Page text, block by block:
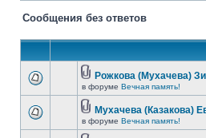
Сообщения без ответов
Рожкова (Мухачева)
в форуме Вечная память!
Мухачева (Казакова)
в форуме Вечная память!